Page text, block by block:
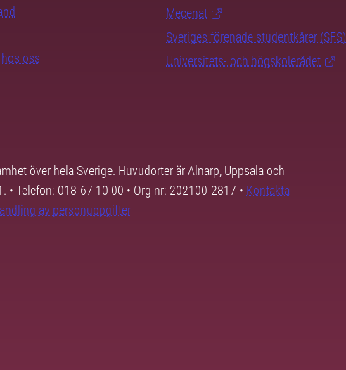
oss
Mecenat
Sveriges förenade studentkårer (SFS)
Universitets- och högskolerådet
över hela Sverige. Huvudorter är Alnarp, Uppsala och
• Telefon: 018-67 10 00 • Org nr: 202100-2817 • Kontakta
av personuppgifter